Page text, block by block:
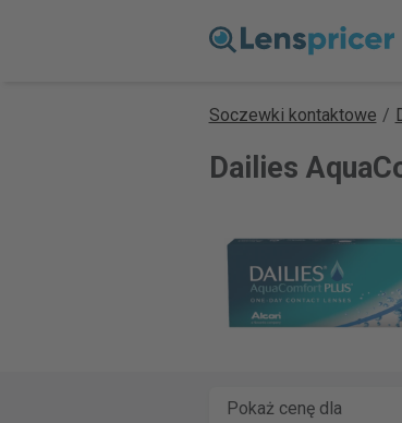
Soczewki kontaktowe /
Dailies
Pokaż cenę dla